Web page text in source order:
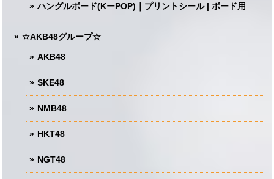
ハングルボード(KーPOP)｜プリントシール | ボード用
☆AKB48グループ☆
AKB48
SKE48
NMB48
HKT48
NGT48